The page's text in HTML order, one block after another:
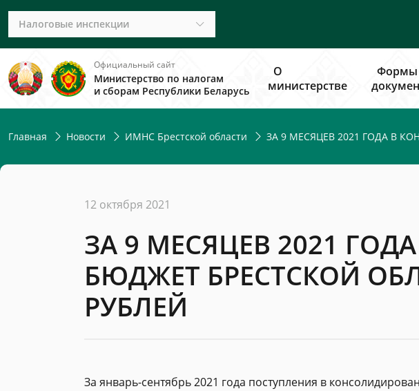
Налоговые инспекции
Официальный сайт
Министерство по налогам
и сборам Республики Беларусь
О
министерстве
Формы
Главная Новости ИМНС Брестской области ЗА 9 МЕСЯЦЕВ 2021 ГОДА В
12 октября 2021
ЗА 9 МЕСЯЦЕВ 2021
БЮДЖЕТ БРЕСТСКОЙ
РУБЛЕЙ
За январь-сентябрь 2021 года поступления в